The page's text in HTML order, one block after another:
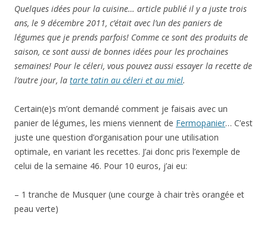
Quelques idées pour la cuisine… article publié il y a juste trois
ans, le 9 décembre 2011, c’était avec l’un des paniers de
légumes que je prends parfois! Comme ce sont des produits de
saison, ce sont aussi de bonnes idées pour les prochaines
semaines! Pour le céleri, vous pouvez aussi essayer la recette de
l’autre jour, la tarte tatin au céleri et au miel.
Certain(e)s m’ont demandé comment je faisais avec un
panier de légumes, les miens viennent de Fermopanier… C’est
juste une question d’organisation pour une utilisation
optimale, en variant les recettes. J’ai donc pris l’exemple de
celui de la semaine 46. Pour 10 euros, j’ai eu:
– 1 tranche de Musquer (une courge à chair très orangée et
peau verte)